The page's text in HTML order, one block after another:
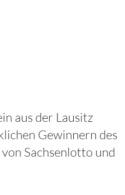
aus der Lausitz
Gewinnern des
Sachsenlotto und